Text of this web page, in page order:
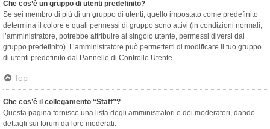
Che cos’è un gruppo di utenti predefinito?
Se sei membro di più di un gruppo di utenti, quello impostato come predefinito
determina il colore e quali permessi di gruppo sono attivi (in condizioni normali;
l’amministratore, potrebbe attribuire al singolo utente, permessi diversi dal
gruppo predefinito). L’amministratore può permetterti di modificare il tuo gruppo
di utenti predefinito dal Pannello di Controllo Utente.
Top
Che cos’è il collegamento “Staff”?
Questa pagina fornisce una lista degli amministratori e dei moderatori, dando
dettagli sui forum da loro moderati.